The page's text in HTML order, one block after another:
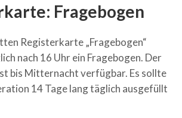
Fragebogen
Registerkarte „Fragebogen“
nach 16 Uhr ein Fragebogen. Der
bis Mitternacht verfügbar. Es sollte
14 Tage lang täglich ausgefüllt